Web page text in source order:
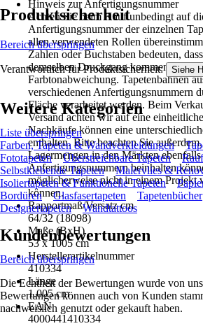
Hinweis zur Anfertigungsnummer
Achten Sie beim Kauf unbedingt auf
Anfertigungsnummer der einzelnen
allen verwendeten Rollen
Zahlen oder Buchstaben bedeuten,
demselben Druckgang kommen. Dann
Farbtonabweichung. Tapetenbahnen
verschiedenen Anfertigungsnummern
Fläche verarbeitet werden. Beim
Versand achten wir auf eine
Nachkäufe können eine
enthalten. Bitte beachten Sie
Lagermengen in den Märkten
Anfertigungsnummern beinhalten
möglicherweise nicht in einem Projekt
können.
Rapportmaß/Versatz cm
64/32 (18098)
Maße (BxH)
53 x 1005 cm
Herstellerartikelnummer
410334
Länge
1.005 cm
EAN
4000441410334
Produktsicherheit
Bereich überspringen
Verantwortlich für Produktsicherheit: Siehe
Weitere Kategorien
Liste überspringen
Farben, Tapeten & Wandverkleidungen
Fototapeten
Überstreichbare Tapeten
Selbstklebende Tapeten
Malervlies &
Isoliertapeten & Funktionelle Tapeten
Bordüren
Glasfasertapeten Tapetenbücher
Designertapeten
Wandtattoos
Kundenbewertungen
Bereich überspringen
Die Echtheit der Bewertungen wurde von
Bewertungen können auch von Kunden
nachweislich genutzt oder gekauft haben.